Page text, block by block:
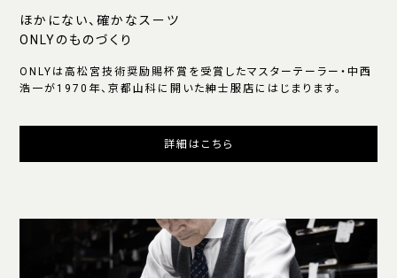
ほかにない、確かなスーツ
ONLYのものづくり
ONLYは高松宮技術奨励賜杯賞を受賞したマスターテーラー・中西
浩一が1970年、京都山科に開いた紳士服店にはじまります。
詳細はこちら